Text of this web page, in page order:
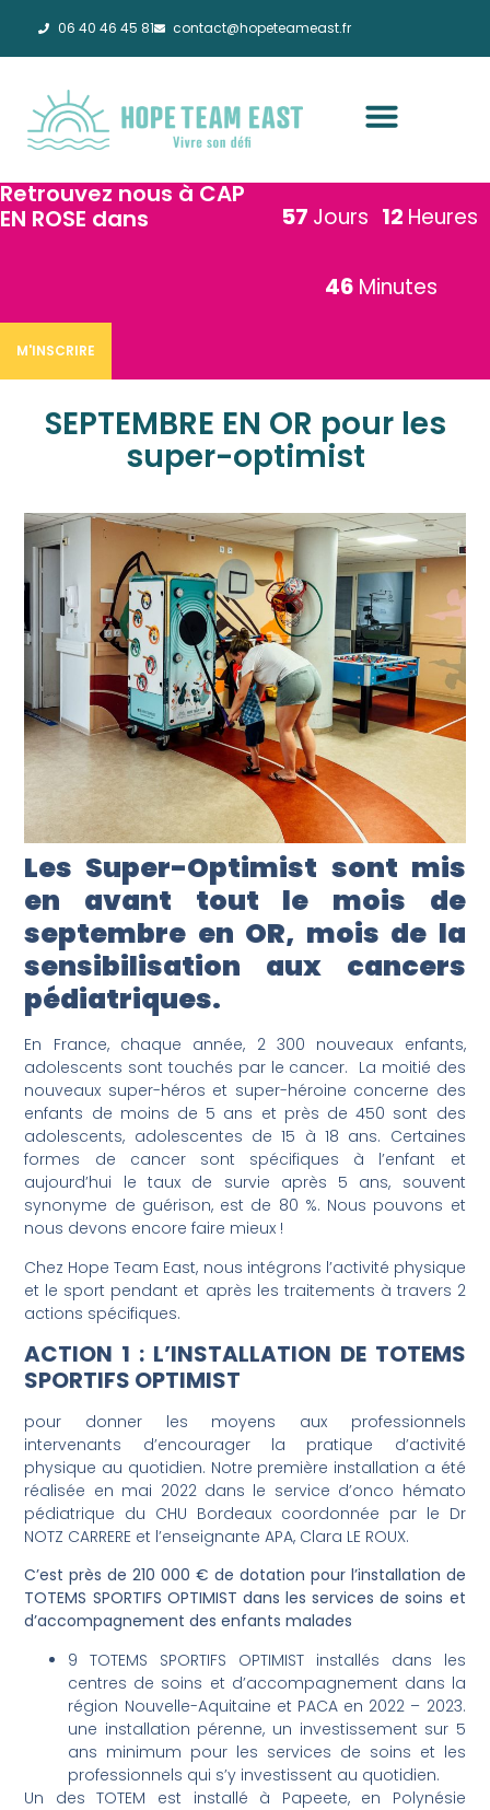
06 40 46 45 81 contact@hopeteameast.fr
Retrouvez nous à CAP
EN ROSE dans
57 Jours 12 Heures
46 Minutes
M'INSCRIRE
SEPTEMBRE EN OR pour les
super-optimist
Les Super-Optimist sont mis
en avant tout le mois de
septembre en OR, mois de la
sensibilisation aux cancers
pédiatriques.
En France, chaque année, 2 300 nouveaux enfants,
adolescents sont touchés par le cancer. La moitié des
nouveaux super-héros et super-héroine concerne des
enfants de moins de 5 ans et près de 450 sont des
adolescents, adolescentes de 15 à 18 ans. Certaines
formes de cancer sont spécifiques à l’enfant et
aujourd’hui le taux de survie après 5 ans, souvent
synonyme de guérison, est de 80 %. Nous pouvons et
nous devons encore faire mieux !
Chez Hope Team East, nous intégrons l’activité physique
et le sport pendant et après les traitements à travers 2
actions spécifiques.
ACTION 1 : L’INSTALLATION DE TOTEMS
SPORTIFS OPTIMIST
pour donner les moyens aux professionnels
intervenants d’encourager la pratique d’activité
physique au quotidien. Notre première installation a été
réalisée en mai 2022 dans le service d’onco hémato
pédiatrique du CHU Bordeaux coordonnée par le Dr
NOTZ CARRERE et l’enseignante APA, Clara LE ROUX.
C’est près de 210 000 € de dotation pour l’installation de
TOTEMS SPORTIFS OPTIMIST dans les services de soins et
d’accompagnement des enfants malades
9 TOTEMS SPORTIFS OPTIMIST installés dans les
centres de soins et d’accompagnement dans la
région Nouvelle-Aquitaine et PACA en 2022 – 2023.
une installation pérenne, un investissement sur 5
ans minimum pour les services de soins et les
professionnels qui s’y investissent au quotidien.
Un des TOTEM est installé à Papeete, en Polynésie